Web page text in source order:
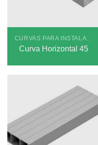
CURVAS PARA INSTALAÇÕES EMBUTIDAS STANDARD
Curva Horizontal 45